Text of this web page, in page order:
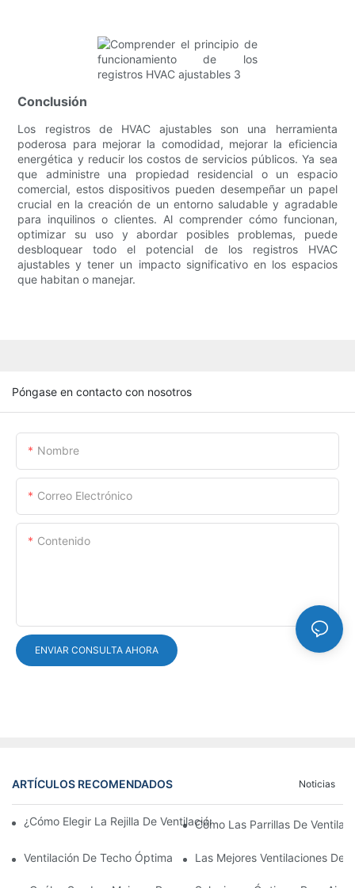
Conclusión
Los registros de HVAC ajustables son una herramienta
poderosa para mejorar la comodidad, mejorar la eficiencia
energética y reducir los costos de servicios públicos. Ya sea
que administre una propiedad residencial o un espacio
comercial, estos dispositivos pueden desempeñar un papel
crucial en la creación de un entorno saludable y agradable
para inquilinos o clientes. Al comprender cómo funcionan,
optimizar su uso y abordar posibles problemas, puede
desbloquear todo el potencial de los registros HVAC
ajustables y tener un impacto significativo en los espacios
que habitan o manejar.
Póngase en contacto con nosotros
Nombre
Correo Electrónico
Contenido
ENVIAR CONSULTA AHORA
ARTÍCULOS RECOMENDADOS Noticias
¿Cómo Elegir La Rejilla De Ventilación De La Puerta De Aluminio
Cómo Las Parrillas De
Ventilación De Techo Óptima DuraderaLas Mejores Ventilaciones De